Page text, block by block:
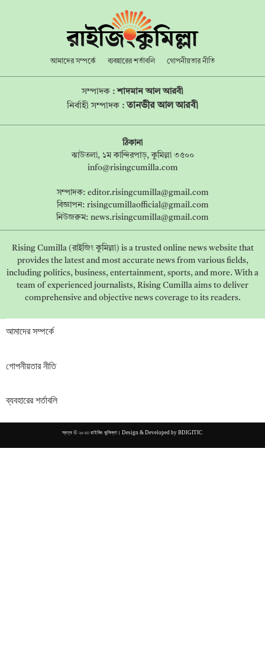
আমাদের সম্পর্কে ব্যবহারের শর্তাবলি গোপনীয়তার নীতি
সম্পাদক :শাদমান আল আরবী
নির্বাহী সম্পাদক : তানভীর আল আরবী
ঠিকানা
ঝাউতলা, ১ম কান্দিরপাড়, কুমিল্লা ৩৫০০
info@risingcumilla.com
সম্পাদক: editor.risingcumilla@gmail.com
বিজ্ঞাপন: risingcumillaofficial@gmail.com
নিউজরুম: news.risingcumilla@gmail.com
Rising Cumilla (রাইজিং কুমিল্লা) is a trusted online news website that
provides the latest and most accurate news from various fields,
including politics, business, entertainment, sports, and more. With a
team of experienced journalists, Rising Cumilla aims to deliver
comprehensive and objective news coverage to its readers.
আমাদের সম্পর্কে
গোপনীয়তার নীতি
ব্যবহারের শর্তাবলি
স্বত্ব © ২০২৩ রাইজিং কুমিল্লা। Design & Developed by BDIGITIC